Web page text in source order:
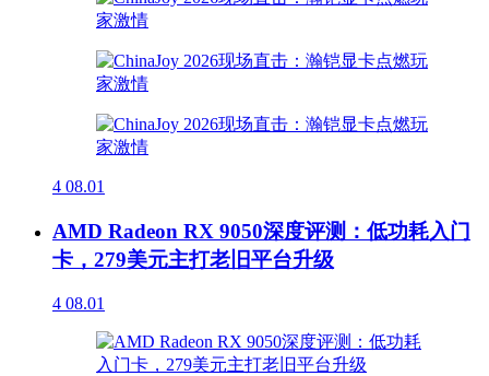
4 08.01
AMD Radeon RX 9050深度评测：低功耗入门
卡，279美元主打老旧平台升级
4 08.01